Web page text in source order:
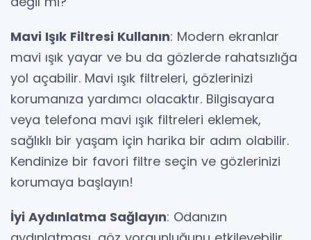
Mavi Işık Filtresi Kullanın: Modern ekranlar
mavi ışık yayar ve bu da gözlerde rahatsızlığa
yol açabilir. Mavi ışık filtreleri, gözlerinizi
korumanıza yardımcı olacaktır. Bilgisayara
veya telefona mavi ışık filtreleri eklemek,
sağlıklı bir yaşam için harika bir adım olabilir.
Kendinize bir favori filtre seçin ve gözlerinizi
korumaya başlayın!
İyi Aydınlatma Sağlayın: Odanızın